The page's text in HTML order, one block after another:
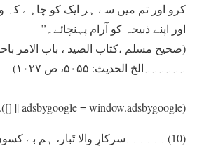
کرو اور تم ميں سے ہر ايک کو چاہے کہ
اور اپنے ذبيحہ کو آرام پہنچائے۔”
(صحیح مسلم ،کتاب الصید ، باب الامر
۔۔۔۔۔۔الخ الحدیث: ۵۰۵۵، ص ۱۰۲۷)
(adsbygoogle = window.adsbygoogle || []).push({});
(10)۔۔۔۔۔۔سرکارِ والا تَبار، ہم بے